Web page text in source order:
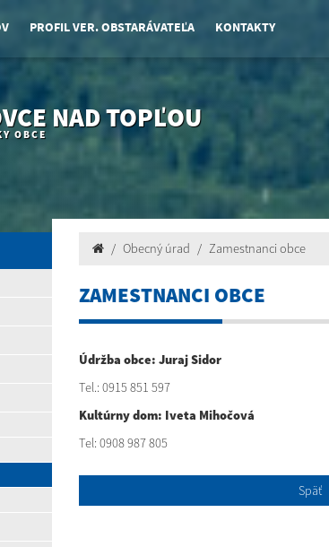
PROFIL VER. OBSTARÁVATEĽA KONTAKTY
NAD TOPĽOU
OBCE
Obecný úrad Zamestnanci obce
ZAMESTNANCI OBCE
Údržba obce: Juraj Sidor
Tel.: 0915 851 597
Kultúrny dom: Iveta Mihočová
Tel: 0908 987 805
Späť